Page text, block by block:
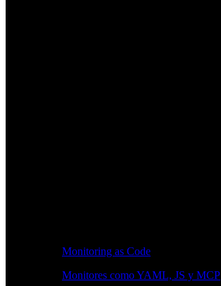
Monitoring as Code
Monitores como YAML, JS y MCP